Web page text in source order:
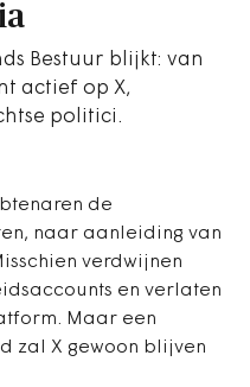
Bestuur blijkt: van
actief op X,
politici.
de
naar aanleiding van
verdwijnen
en verlaten
Maar een
zal X gewoon blijven